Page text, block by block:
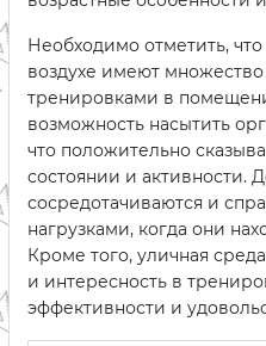
Необходимо отметить,
воздухе имеют
тренировками в
возможность насытить
что положительно
состоянии и активности.
сосредотачиваются и
нагрузками, когда они
Кроме того, уличная
и интересность в
эффективности и